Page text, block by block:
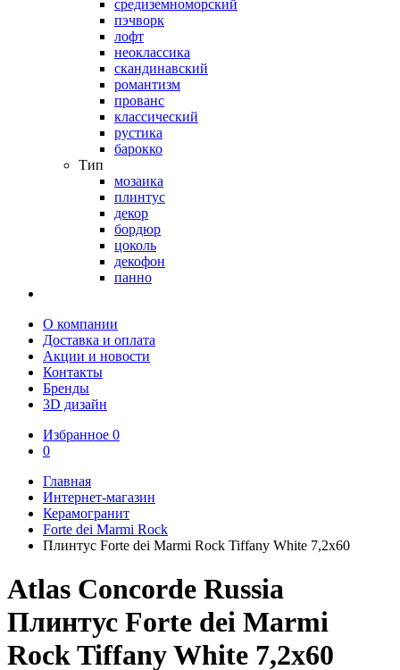
средиземноморский
пэчворк
лофт
неоклассика
скандинавский
романтизм
прованс
классический
рустика
барокко
Тип
мозаика
плинтус
декор
бордюр
цоколь
декофон
панно
О компании
Доставка и оплата
Акции и новости
Контакты
Бренды
3D дизайн
Избранное 0
0
Главная
Интернет-магазин
Керамогранит
Forte dei Marmi Rock
Плинтус Forte dei Marmi Rock Tiffany White 7,2x60
Atlas Concorde Russia
Плинтус Forte dei Marmi
Rock Tiffany White 7,2x60